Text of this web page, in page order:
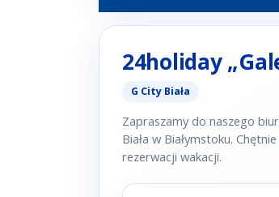
24holiday
G City Biała
Zapraszamy do naszego
Biała w Białymstoku.
rezerwacji wakacji.